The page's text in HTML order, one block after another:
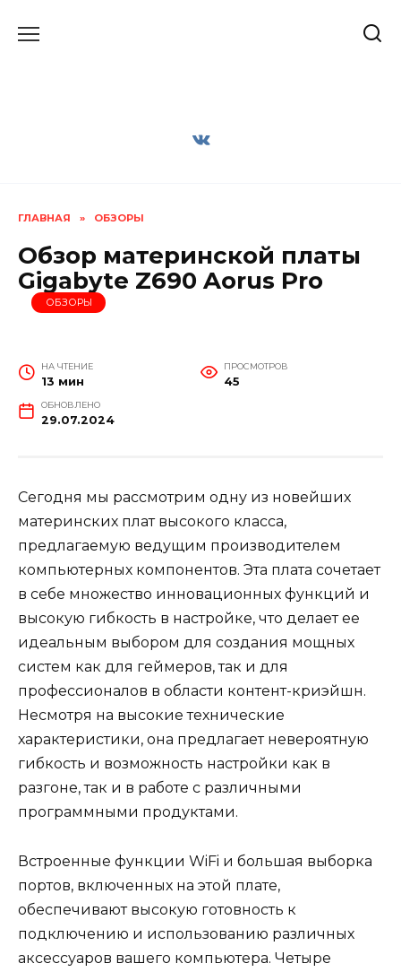
ГЛАВНАЯ » ОБЗОРЫ
Обзор материнской платы
Gigabyte Z690 Aorus Pro
ОБЗОРЫ
НА ЧТЕНИЕ
13 мин
ПРОСМОТРОВ
45
ОБНОВЛЕНО
29.07.2024
Сегодня мы рассмотрим одну из новейших
материнских плат высокого класса,
предлагаемую ведущим производителем
компьютерных компонентов. Эта плата сочетает
в себе множество инновационных функций и
высокую гибкость в настройке, что делает ее
идеальным выбором для создания мощных
систем как для геймеров, так и для
профессионалов в области контент-криэйшн.
Несмотря на высокие технические
характеристики, она предлагает невероятную
гибкость и возможность настройки как в
разгоне, так и в работе с различными
программными продуктами.
Встроенные функции WiFi и большая выборка
портов, включенных на этой плате,
обеспечивают высокую готовность к
подключению и использованию различных
аксессуаров вашего компьютера. Четыре